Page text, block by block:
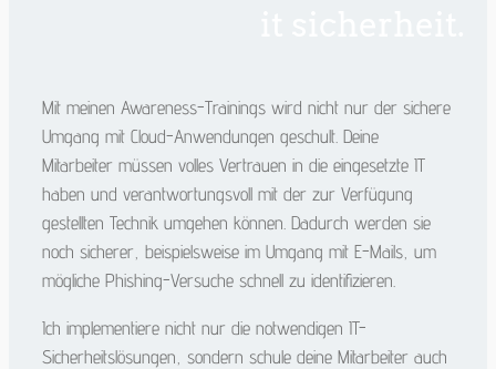
Mit meinen Awareness-Trainings wird nicht nur der sichere
Umgang mit Cloud-Anwendungen geschult. Deine
Mitarbeiter müssen volles Vertrauen in die eingesetzte IT
haben und verantwortungsvoll mit der zur Verfügung
gestellten Technik umgehen können. Dadurch werden sie
noch sicherer, beispielsweise im Umgang mit E-Mails, um
mögliche Phishing-Versuche schnell zu identifizieren.
Ich implementiere nicht nur die notwendigen IT-
Sicherheitslösungen, sondern schule deine Mitarbeiter auch